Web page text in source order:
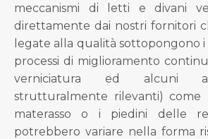
meccanismi di letti e divani
direttamente dai nostri fornitori
legate alla qualità sottopongono
processi di miglioramento
verniciatura ed alcuni
strutturalmente rilevanti) come
materasso o i piedini delle
potrebbero variare nella forma